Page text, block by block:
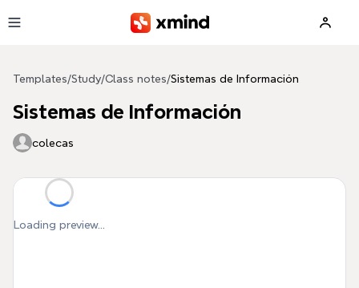
Templates/Study/Class notes/Sistemas de Información
Sistemas de Información
colecas
Loading preview...